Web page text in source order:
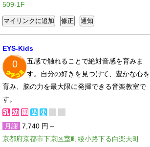
509-1F
EYS-Kids
0
五感で触れることで絶対音感を育みま
す。自分の好きを見つけて、豊かな心を
育み、脳の力を最大限に発揮できる音楽教室で
す。
月謝 7,740 円～
京都府京都市下京区室町綾小路下る白楽天町